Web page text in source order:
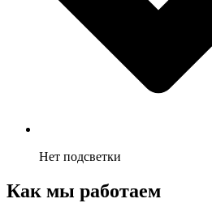
Нет подсветки
Как мы работаем